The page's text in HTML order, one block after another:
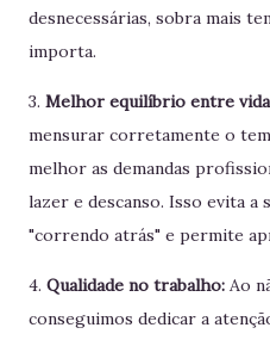
desnecessárias, sobra mais
importa.
3. Melhor equilíbrio entre
mensurar corretamente o
melhor as demandas
lazer e descanso. Isso evita a
"correndo atrás" e permite
4. Qualidade no trabalho: Ao
conseguimos dedicar a